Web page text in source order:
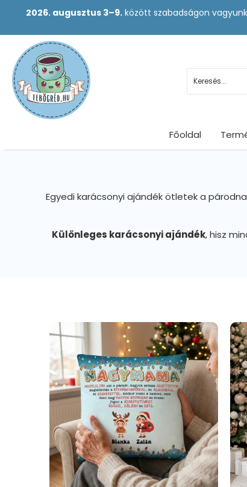
2026. augusztus 3–9. között szabadságon
Főoldal
Egyedi karácsonyi ajándék ötletek a
Különleges karácsonyi ajándék, hisz